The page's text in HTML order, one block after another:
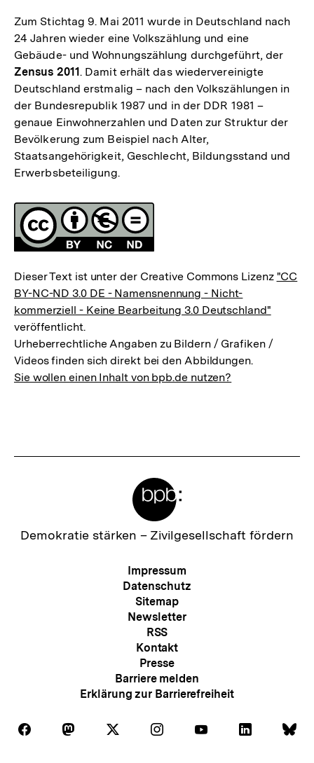
Zum Stichtag 9. Mai 2011 wurde in Deutschland nach
24 Jahren wieder eine Volkszählung und eine
Gebäude- und Wohnungszählung durchgeführt, der
Zensus 2011. Damit erhält das wiedervereinigte
Deutschland erstmalig – nach den Volkszählungen in
der Bundesrepublik 1987 und in der DDR 1981 –
genaue Einwohnerzahlen und Daten zur Struktur der
Bevölkerung zum Beispiel nach Alter,
Staatsangehörigkeit, Geschlecht, Bildungsstand und
Erwerbsbeteiligung.
Fussnoten
Lizenz
Dieser Text ist unter der Creative Commons Lizenz "CC
BY-NC-ND 3.0 DE - Namensnennung - Nicht-
kommerziell - Keine Bearbeitung 3.0 Deutschland"
veröffentlicht.
Urheberrechtliche Angaben zu Bildern / Grafiken /
Videos finden sich direkt bei den Abbildungen.
Sie wollen einen Inhalt von bpb.de nutzen?
Zur
Demokratie stärken – Zivilgesellschaft fördern
Meta-
Navigation
Impressum
Datenschutz
Sitemap
Newsletter
RSS
Kontakt
Presse
Barriere melden
Erklärung zur Barrierefreiheit
Folgen
Auf
Folgen Folgen Folgen
Auf
Folgen Folgen